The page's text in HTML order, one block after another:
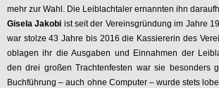
mehr zur Wahl. Die Leiblachtaler ernannten ihn
Gisela Jakobi ist seit der Vereinsgründung im Jahre
war stolze 43 Jahre bis 2016 die Kassiererin des
oblagen ihr die Ausgaben und Einnahmen der
den drei großen Trachtenfesten war sie besonders
Buchführung – auch ohne Computer – wurde stets